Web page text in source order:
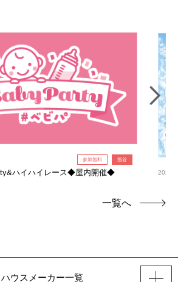
参加無料 熊谷
ハイハイレース◆屋内開催◆
一覧へ
ハウスメーカー一覧